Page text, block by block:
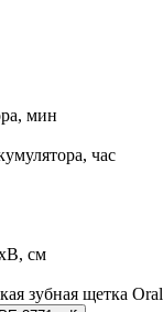
мин
час
см
зубная щетка